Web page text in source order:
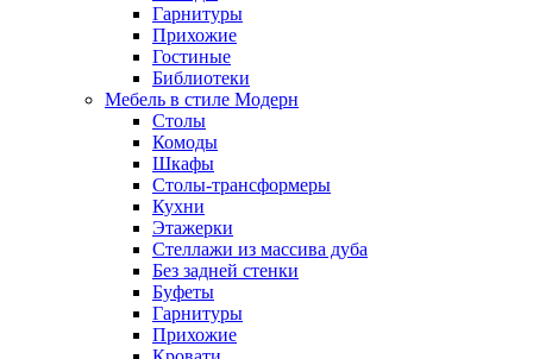
Гарнитуры
Прихожие
Гостиные
Библиотеки
Мебель в стиле Модерн
Столы
Комоды
Шкафы
Столы-трансформеры
Кухни
Этажерки
Стеллажи из массива дуба
Без задней стенки
Буфеты
Гарнитуры
Прихожие